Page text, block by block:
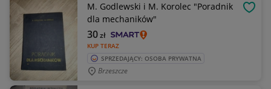
M. Godlewski i M. Korolec "Poradnik
dla mechaników"
KUP TERAZ
30zł
SPRZEDAJĄCY: OSOBA PRYWATNA
Brzeszcze